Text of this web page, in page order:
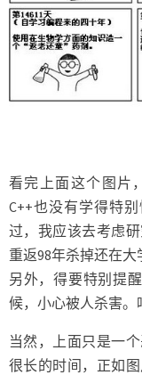
看完上面这个图片
C++也没有学得特
过，我应该去考虑
重返98年杀掉还在大
另外，得要特别提
候，小心被人杀害。
当然，上面只是一
很长的时间，正如